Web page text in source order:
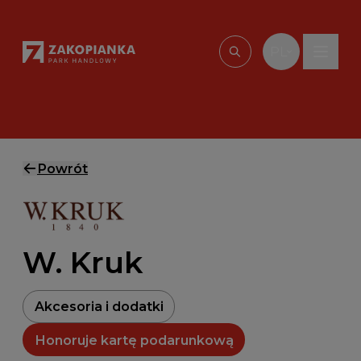
Wpisz, czego
Powrót
W. Kruk
Akcesoria i dodatki
Honoruje kartę podarunkową